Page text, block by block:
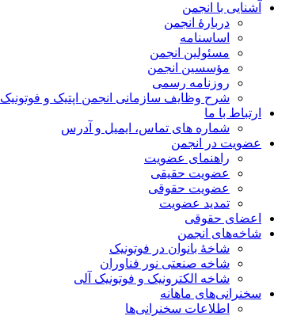
آشنایی با انجمن
دربارۀ انجمن
اساسنامه
مسئولین انجمن
مؤسسین انجمن
روزنامه رسمی
شرح وظایف سازمانی انجمن اپتیک و فوتونیک
ارتباط با ما
شماره های تماس، ایمیل و آدرس
عضویت در انجمن
راهنمای عضویت
عضویت حقیقی
عضویت حقوقی
تمدید عضویت
اعضای حقوقی
شاخه‌های انجمن
شاخۀ بانوان در فوتونیک
شاخه صنعتی نور فناوران
شاخه‌ الکترونیک و فوتونیک آلی
سخنرانی‌های ماهانه
اطلاعات سخنرانی‌‌ها